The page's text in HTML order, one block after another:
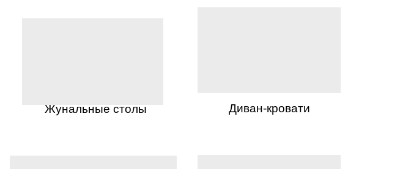
Диван-кровати
Жунальные столы